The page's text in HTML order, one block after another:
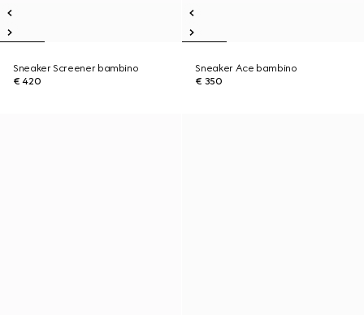
Sneaker Screener bambino
€ 420
Sneaker Ace bambino
€ 350